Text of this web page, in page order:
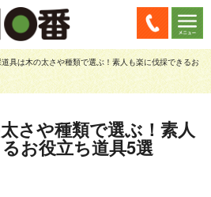
道具は木の太さや種類で選ぶ！素人も楽に伐採できるお
さや種類で選ぶ！素人
お役立ち道具5選